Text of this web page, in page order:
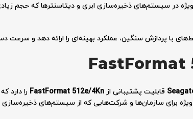
در سیستم‌های ذخیره‌سازی ابری و دیتاسنترها که حجم
با پردازش سنگین، عملکرد بهینه‌ای را ارائه دهد و سرعت
FastFormat
قابلیت پشتیبانی از FastFormat 512e/4Kn را دارد
برای سازمان‌ها و شرکت‌هایی که از سیستم‌های ذخیره‌سازی